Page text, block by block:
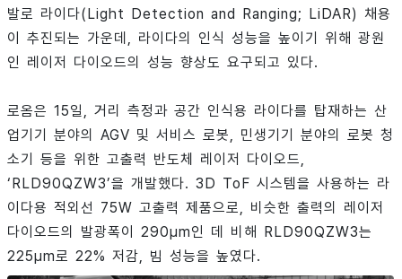
발로 라이다(Light Detection and Ranging; LiDAR) 채용
이 추진되는 가운데, 라이다의 인식 성능을 높이기 위해 광원
인 레이저 다이오드의 성능 향상도 요구되고 있다.
로옴은 15일, 거리 측정과 공간 인식용 라이다를 탑재하는 산
업기기 분야의 AGV 및 서비스 로봇, 민생기기 분야의 로봇 청
소기 등을 위한 고출력 반도체 레이저 다이오드,
‘RLD90QZW3’을 개발했다. 3D ToF 시스템을 사용하는 라
이다용 적외선 75W 고출력 제품으로, 비슷한 출력의 레이저
다이오드의 발광폭이 290µm인 데 비해 RLD90QZW3는
225µm로 22% 저감, 빔 성능을 높였다.